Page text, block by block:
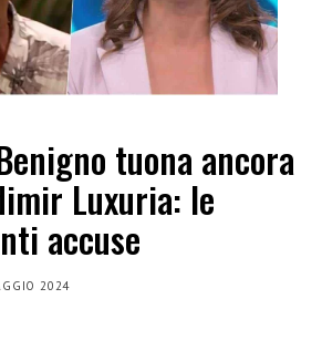
tuona ancora
Luxuria: le
accuse
2024